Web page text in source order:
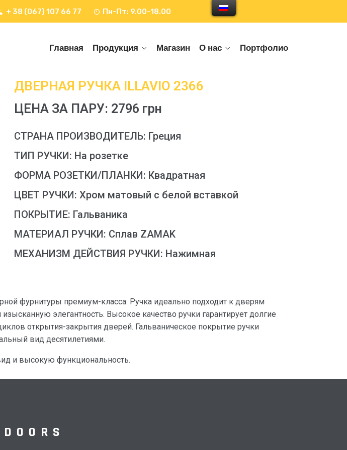
+ 38 (067) 107 66 77 Пн-Пт: 9.00-18.00
Главная Продукция Магазин О нас Портфолио
ДВЕРНАЯ РУЧКА ILLAVIO 2366
ЦЕНА ЗА ПАРУ: 2796 грн
СТРАНА ПРОИЗВОДИТЕЛЬ: Греция
ТИП РУЧКИ: На розетке
ФОРМА РОЗЕТКИ/ПЛАНКИ: Квадратная
ЦВЕТ РУЧКИ: Хром матовый с белой вставкой
ПОКРЫТИЕ: Гальваника
МАТЕРИАЛ РУЧКИ: Сплав ZAMAK
МЕХАНИЗМ ДЕЙСТВИЯ РУЧКИ: Нажимная
фурнитуры премиум-класса. Ручка идеально подходит к дверям
элегантность. Высокое качество ручки гарантирует долгие
открытия-закрытия дверей. Гальваническое покрытие ручки
вид десятилетиями.
и высокую функциональность.